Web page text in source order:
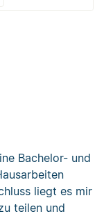
Bachelor- und
liegt es mir
teilen und